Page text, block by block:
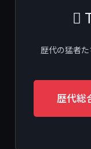

歴代の猛者た
歴代総